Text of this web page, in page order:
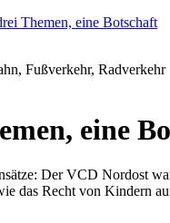
Themen, eine Botschaft
Fußverkehr, Radverkehr
eine
Der VCD Nordost
das Recht von Kindern